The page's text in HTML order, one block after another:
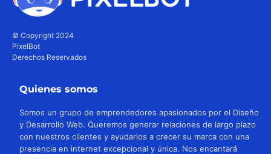
© Copyright 2024
PixelBot
Derechos Reservados
Quienes somos
Somos un grupo de emprendedores apasionados por el Diseño
y Desarrollo Web. Queremos generar relaciones de largo plazo
con nuestros clientes y ayudarlos a crecer su marca con una
presencia en internet excepcional y única. Nos encantará